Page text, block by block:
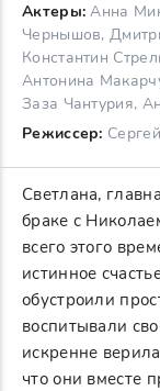
Актеры: Анна
Чернышов,
Константин
Антонина
Заза Чантурия,
Режиссер:
Светлана,
браке с
всего этого
истинное
обустроили
воспитывали
искренне
что они вместе